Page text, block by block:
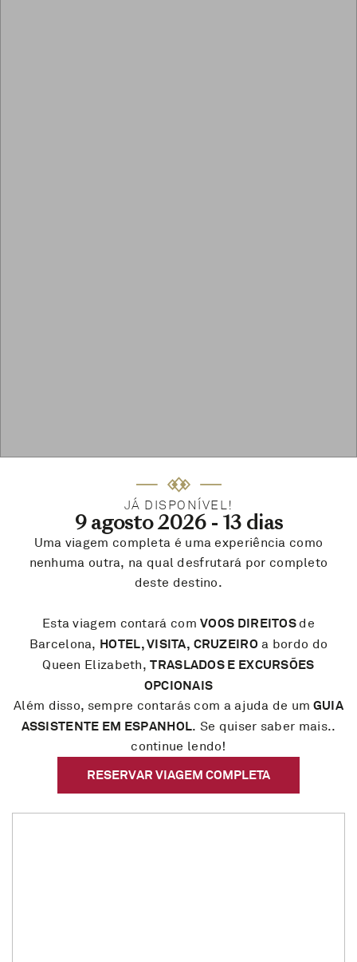
JÁ DISPONÍVEL!
9 agosto 2026 - 13 dias
Uma viagem completa é uma experiência como
nenhuma outra, na qual desfrutará por completo
deste destino.
Esta viagem contará comVOOS DIREITOS de
Barcelona, HOTEL, VISITA, CRUZEIRO a bordo do
Queen Elizabeth,TRASLADOS E EXCURSÕES
OPCIONAIS
Além disso, sempre contarás com a ajuda de um GUIA
ASSISTENTE EM ESPANHOL. Se quiser saber mais..
continue lendo!
RESERVAR VIAGEM COMPLETA